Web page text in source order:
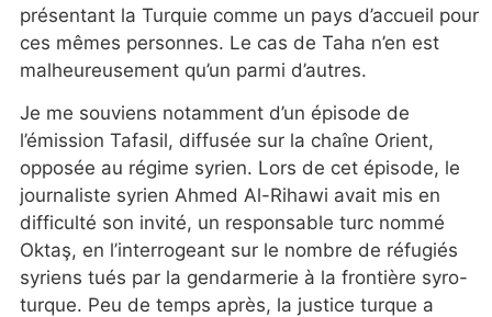
présentant la Turquie comme un pays d’accueil pour
ces mêmes personnes. Le cas de Taha n’en est
malheureusement qu’un parmi d’autres.
Je me souviens notamment d’un épisode de
l’émission Tafasil, diffusée sur la chaîne Orient,
opposée au régime syrien. Lors de cet épisode, le
journaliste syrien Ahmed Al-Rihawi avait mis en
difficulté son invité, un responsable turc nommé
Oktaş, en l’interrogeant sur le nombre de réfugiés
syriens tués par la gendarmerie à la frontière syro-
turque. Peu de temps après, la justice turque a